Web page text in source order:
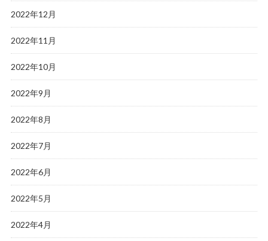
2022年12月
2022年11月
2022年10月
2022年9月
2022年8月
2022年7月
2022年6月
2022年5月
2022年4月